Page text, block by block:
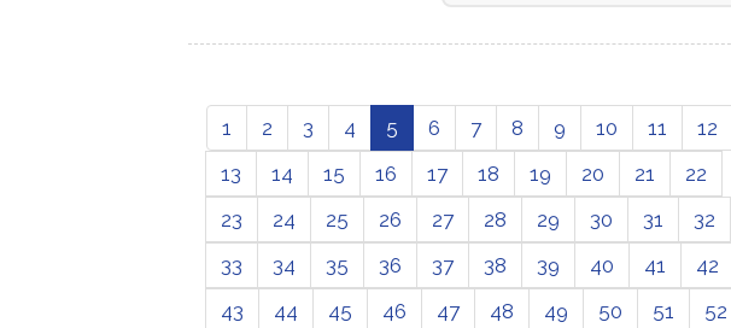
1 2 3 4 5 6 7 8 9 10 11
12
13
14 15 16 17 18 19 20 21
22
23
24 25 26 27 28 29 30 31
32
33
34 35 36 37 38 39 40 41
42
43
44 45 46 47 48 49 50 51
52